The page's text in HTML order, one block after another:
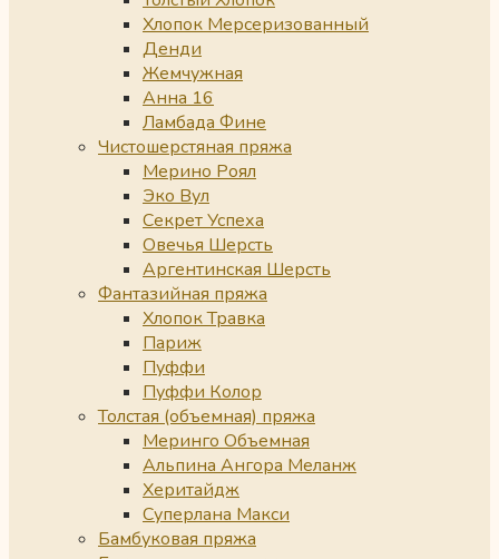
Хлопок Мерсеризованный
Денди
Жемчужная
Анна 16
Ламбада Фине
Чистошерстяная пряжа
Мерино Роял
Эко Вул
Секрет Успеха
Овечья Шерсть
Аргентинская Шерсть
Фантазийная пряжа
Хлопок Травка
Париж
Пуффи
Пуффи Колор
Толстая (объемная) пряжа
Меринго Объемная
Альпина Ангора Меланж
Херитайдж
Суперлана Макси
Бамбуковая пряжа